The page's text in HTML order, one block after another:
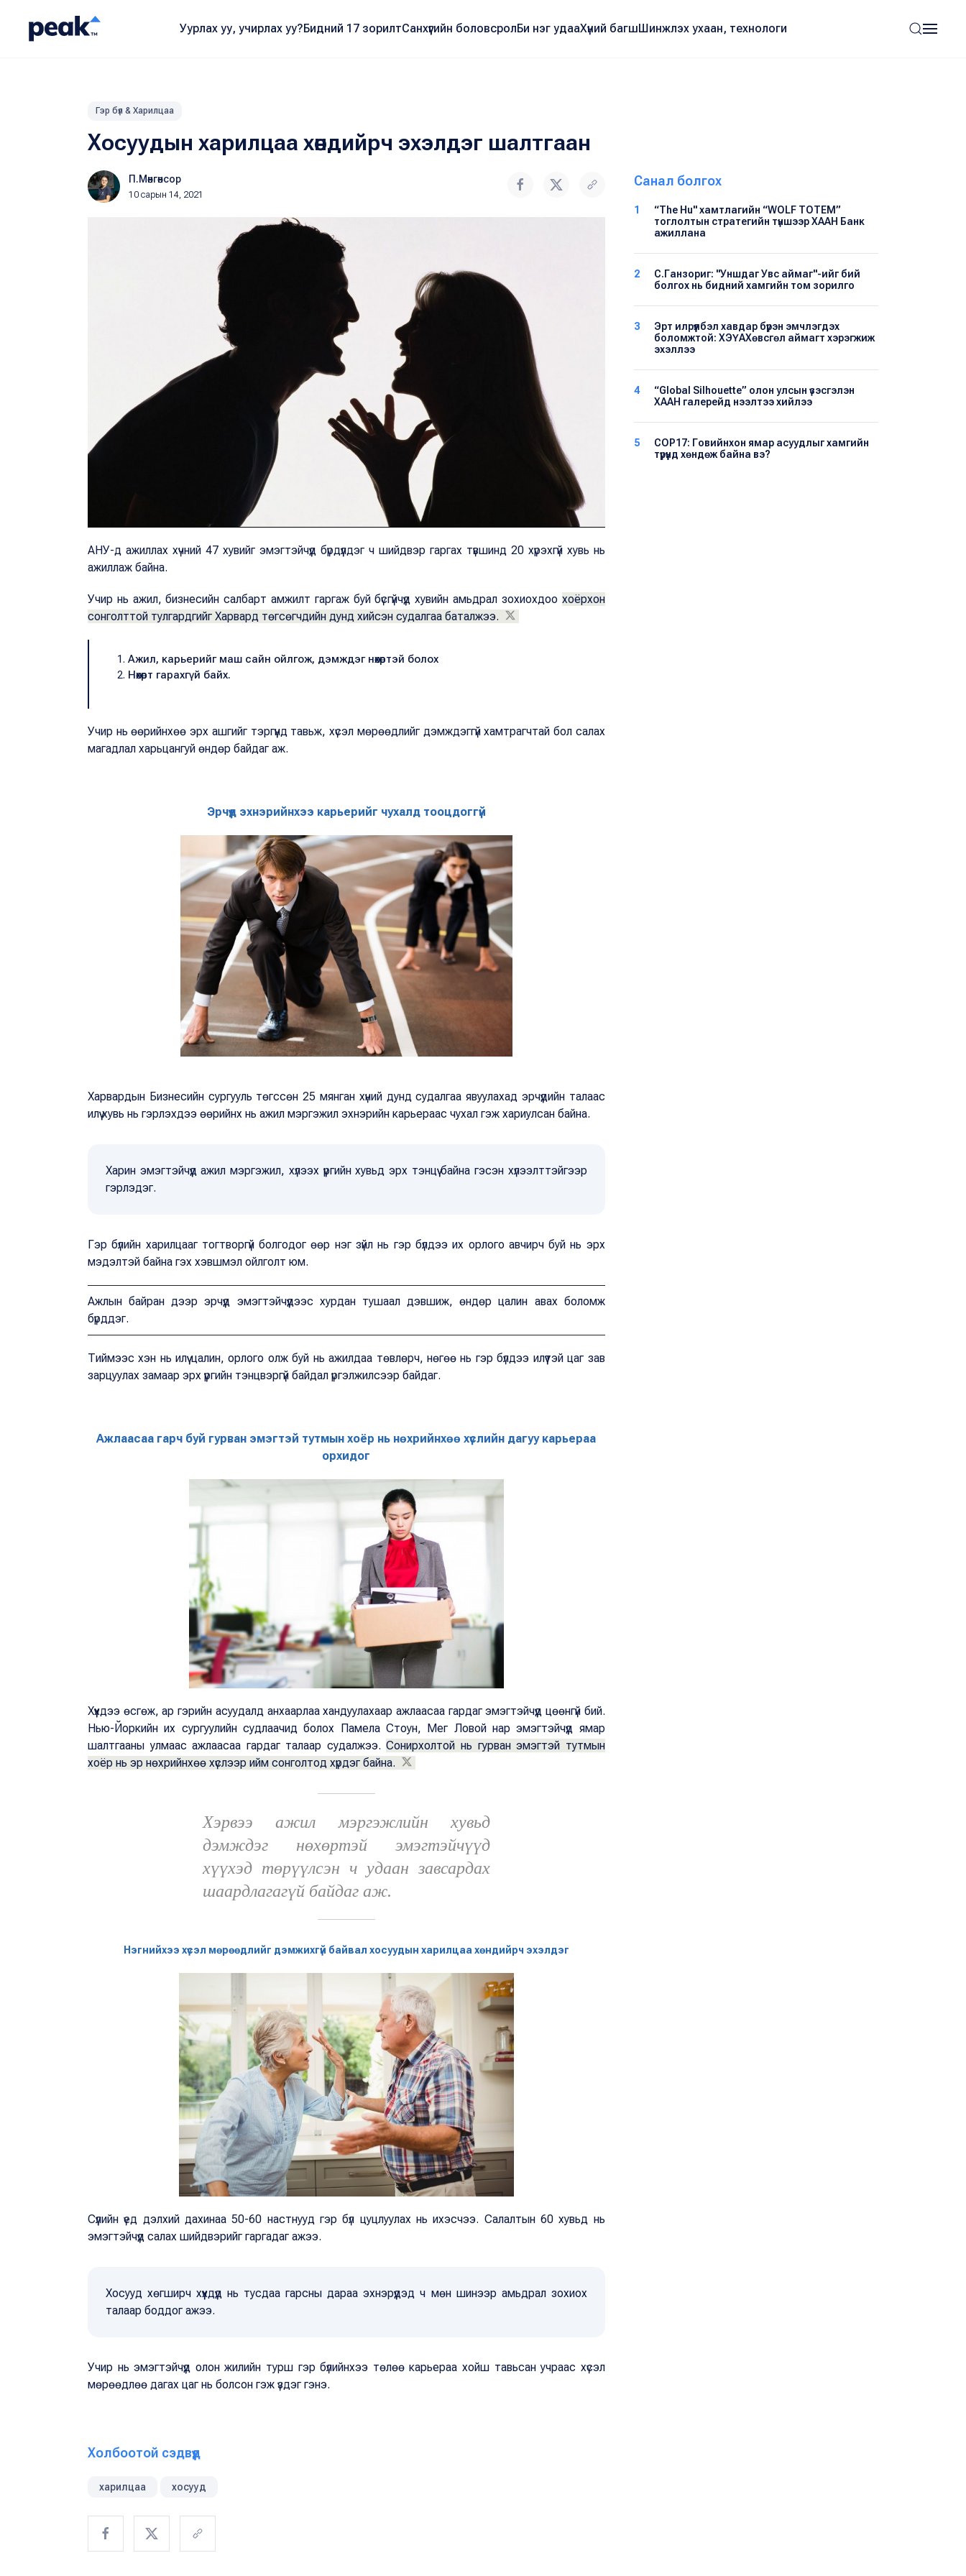
Уурлах уу, учирлах уу?Бидний 17 зорилтСанхүүгийн боловсролБи нэг удааХүний багшШинжлэх ухаан, технологи
Гэр бүл & Харилцаа
Хосуудын харилцаа хөндийрч эхэлдэг шалтгаан
П.Мөнгөнсор
10 сарын 14, 2021
АНУ-д ажиллах хүчний 47 хувийг эмэгтэйчүүд бүрдүүлдэг ч шийдвэр гаргах түвшинд 20 хүрэхгүй хувь нь
ажиллаж байна.
Учир нь ажил, бизнесийн салбарт амжилт гаргаж буй бүсгүйчүүд хувийн амьдрал зохиохдоо хоёрхон
сонголттой тулгардгийг Харвард төгсөгчдийн дунд хийсэн судалгаа баталжээ.
Ажил, карьерийг маш сайн ойлгож, дэмждэг нөхөртэй болох
Нөхөрт гарахгүй байх.
Учир нь өөрийнхөө эрх ашгийг тэргүүнд тавьж, хүсэл мөрөөдлийг дэмждэггүй хамтрагчтай бол салах
магадлал харьцангуй өндөр байдаг аж.
Эрчүүд эхнэрийнхээ карьерийг чухалд тооцдоггүй
Харвардын Бизнесийн сургууль төгссөн 25 мянган хүний дунд судалгаа явуулахад эрчүүдийн талаас
илүү хувь нь гэрлэхдээ өөрийнх нь ажил мэргэжил эхнэрийн карьераас чухал гэж хариулсан байна.
Харин эмэгтэйчүүд ажил мэргэжил, хүлээх үүргийн хувьд эрх тэнцүү байна гэсэн хүлээлттэйгээр
гэрлэдэг.
Гэр бүлийн харилцааг тогтворгүй болгодог өөр нэг зүйл нь гэр бүлдээ их орлого авчирч буй нь эрх
мэдэлтэй байна гэх хэвшмэл ойлголт юм.
Ажлын байран дээр эрчүүд эмэгтэйчүүдээс хурдан тушаал дэвшиж, өндөр цалин авах боломж
бүрддэг.
Тиймээс хэн нь илүү цалин, орлого олж буй нь ажилдаа төвлөрч, нөгөө нь гэр бүлдээ илүүтэй цаг зав
зарцуулах замаар эрх үүргийн тэнцвэргүй байдал үргэлжилсээр байдаг.
Ажлаасаа гарч буй гурван эмэгтэй тутмын хоёр нь нөхрийнхөө хүслийн дагуу карьераа
орхидог
Хүүхдээ өсгөж, ар гэрийн асуудалд анхаарлаа хандуулахаар ажлаасаа гардаг эмэгтэйчүүд цөөнгүй бий.
Нью-Йоркийн их сургуулийн судлаачид болох Памела Стоун, Мег Ловой нар эмэгтэйчүүд ямар
шалтгааны улмаас ажлаасаа гардаг талаар судалжээ.Сонирхолтой нь гурван эмэгтэй тутмын
хоёр нь эр нөхрийнхөө хүслээр ийм сонголтод хүрдэг байна.
Хэрвээ ажил мэргэжлийн хувьд
дэмждэг нөхөртэй эмэгтэйчүүд
хүүхэд төрүүлсэн ч удаан завсардах
шаардлагагүй байдаг аж.
Нэгнийхээ хүсэл мөрөөдлийг дэмжихгүй байвал хосуудын харилцаа хөндийрч эхэлдэг
Сүүлийн үед дэлхий дахинаа 50-60 настнууд гэр бүл цуцлуулах нь ихэсчээ. Салалтын 60 хувьд нь
эмэгтэйчүүд салах шийдвэрийг гаргадаг ажээ.
Хосууд хөгширч хүүхдүүд нь тусдаа гарсны дараа эхнэрүүдэд ч мөн шинээр амьдрал зохиох
талаар боддог ажээ.
Учир нь эмэгтэйчүүд олон жилийн турш гэр бүлийнхээ төлөө карьераа хойш тавьсан учраас хүсэл
мөрөөдлөө дагах цаг нь болсон гэж үздэг гэнэ.
Холбоотой сэдвүүд
харилцаа хосууд
Санал болгох
1
“The Hu" хамтлагийн “WOLF TOTEM”
тоглолтын стратегийн түншээр ХААН Банк
ажиллана
2
С.Ганзориг: "Уншдаг Увс аймаг"-ийг бий
болгох нь бидний хамгийн том зорилго
3
Эрт илрүүлбэл хавдар бүрэн эмчлэгдэх
боломжтой: ХЭҮА​Хөвсгөл аймагт хэрэгжиж
эхэллээ
4
“Global Silhouette” олон улсын үзэсгэлэн
ХААН галерейд нээлтээ хийлээ
5
COP17: Говийнхон ямар асуудлыг хамгийн
түрүүнд хөндөж байна вэ?